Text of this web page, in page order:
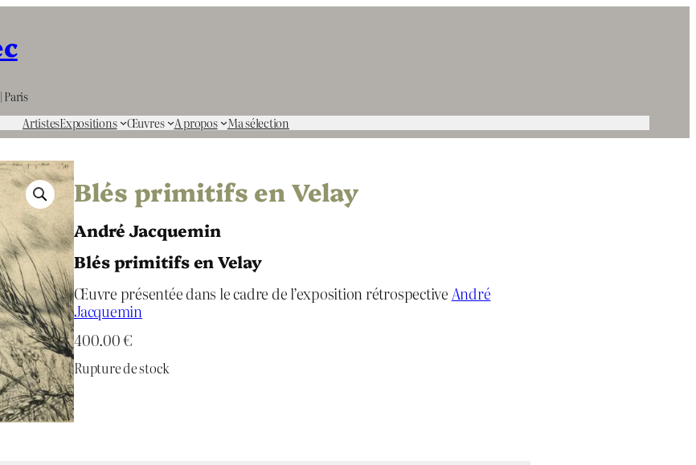
Paris
ArtistesExpositions Œuvres A propos Ma sélection
Blés primitifs en Velay
André Jacquemin
Blés primitifs en Velay
Œuvre présentée dans le cadre de l’exposition rétrospective André
Jacquemin
400.00€
Rupture de stock